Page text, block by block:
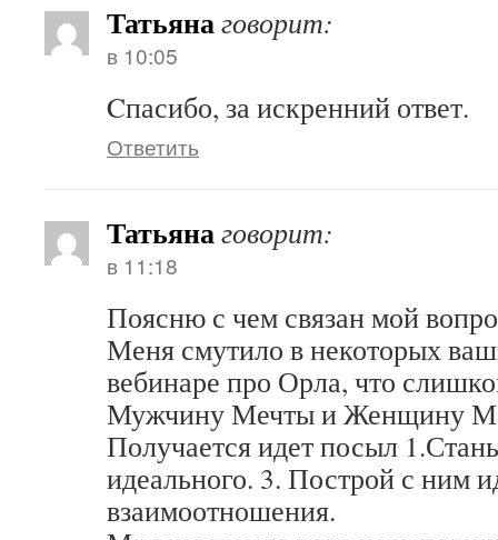
Татьянаговорит:
в 10:05
Cпасибо, за искренний ответ.
Ответить
Татьянаговорит:
в 11:18
Поясню с чем связан мой
Меня смутило в некоторых
вебинаре про Орла, что
Мужчину Мечты и Женщину
Получается идет посыл
идеального. 3. Построй с ним
взаимоотношения.